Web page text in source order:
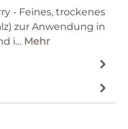
- Feines, trockenes
zur Anwendung in
i… Mehr